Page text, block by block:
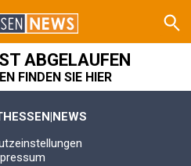
ABGELAUFEN
FINDEN SIE HIER